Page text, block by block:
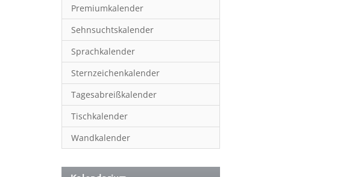
Premiumkalender
Sehnsuchtskalender
Sprachkalender
Sternzeichenkalender
Tagesabreißkalender
Tischkalender
Wandkalender